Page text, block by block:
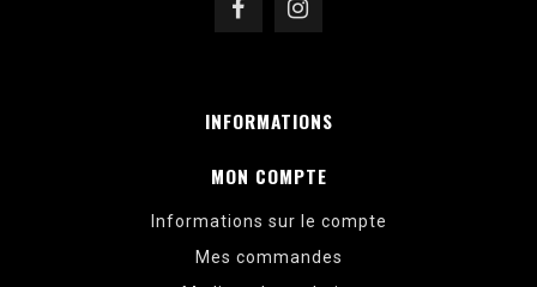
INFORMATIONS
MON COMPTE
Informations sur le compte
Mes commandes